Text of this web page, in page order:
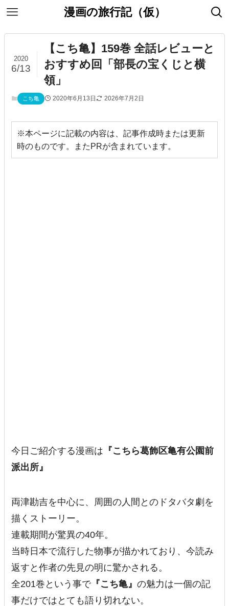
漫画の旅行記（仮）
【こち亀】159巻 全話レビューと
おすすめ回「部長の宝くじと横
領」
2020
6/13
こち亀 2020年6月13日 2026年7月2日
※本ページに記載の内容は、記事作成時または更新
時のものです。またPRが含まれています。
今日ご紹介する漫画は 『こちら葛飾区亀有公園前
派出所』
両津勘吉を中心に、周囲の人間とのドタバタ劇を
描くストーリー。
連載期間が驚異の40年。
当時日本で流行した物事が描かれており、今読み
返すと作者の先見の明に驚かされる。
全201巻という事で『こち亀』の魅力は一個の記
事だけではとても語り切れない。